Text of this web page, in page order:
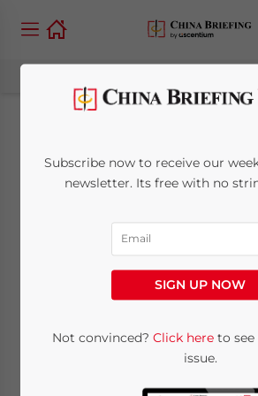
Nuova Legge
pianificazione
familiare in
contenuti e
ripercussioni
investitori
Subscribe now to receive our
newsletter. Its free with no
SIGN UP NOW
Not convinced? Click hereto see
issue.